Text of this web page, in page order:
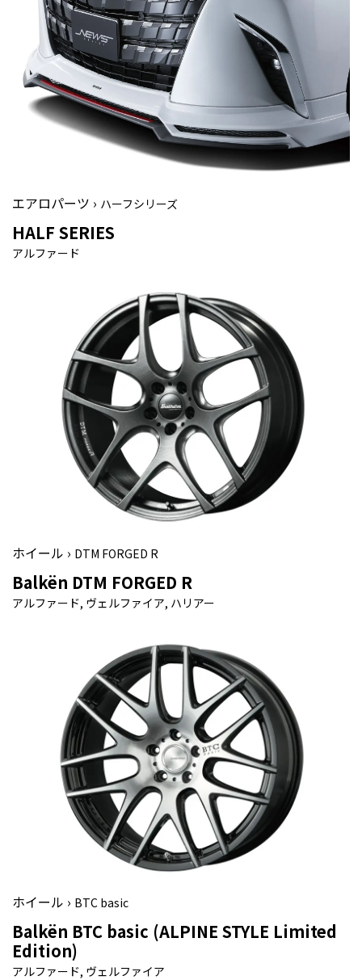
エアロパーツ › ハーフシリーズ
HALF SERIES
アルファード
ホイール › DTM FORGED R
Balkën DTM FORGED R
アルファード, ヴェルファイア, ハリアー
ホイール › BTC basic
Balkën BTC basic (ALPINE STYLE Limited
Edition)
アルファード, ヴェルファイア